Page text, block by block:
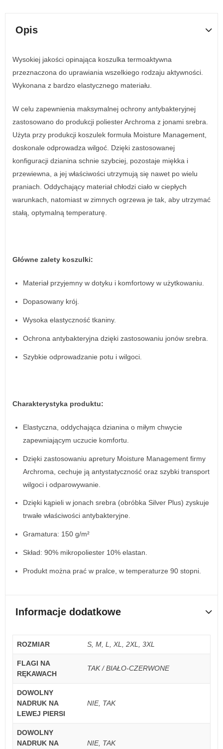
Opis
Wysokiej jakości opinająca koszulka termoaktywna
przeznaczona do uprawiania wszelkiego rodzaju aktywności.
Wykonana z bardzo elastycznego materiału.
W celu zapewnienia maksymalnej ochrony antybakteryjnej
zastosowano do produkcji poliester Archroma z jonami srebra.
Użyta przy produkcji koszulek formuła Moisture Management,
doskonale odprowadza wilgoć. Dzięki zastosowanej
konfiguracji dzianina schnie szybciej, pozostaje miękka i
przewiewna, a jej właściwości utrzymują się nawet po wielu
praniach. Oddychający materiał chłodzi ciało w ciepłych
warunkach, natomiast w zimnych ogrzewa je tak, aby utrzymać
stałą, optymalną temperaturę.
Główne zalety koszulki:
Materiał przyjemny w dotyku i komfortowy w użytkowaniu.
Dopasowany krój.
Wysoka elastyczność tkaniny.
Ochrona antybakteryjna dzięki zastosowaniu jonów srebra.
Szybkie odprowadzanie potu i wilgoci.
Charakterystyka produktu:
Elastyczna, oddychająca dzianina o miłym chwycie
zapewniającym uczucie komfortu.
Dzięki zastosowaniu apretury Moisture Management firmy
Archroma, cechuje ją antystatyczność oraz szybki transport
wilgoci i odparowywanie.
Dzięki kąpieli w jonach srebra (obróbka Silver Plus) zyskuje
trwałe właściwości antybakteryjne.
Gramatura: 150 g/m²
Skład: 90% mikropoliester 10% elastan.
Produkt można prać w pralce, w temperaturze 90 stopni.
Informacje dodatkowe
ROZMIAR S, M, L, XL, 2XL, 3XL
FLAGI NA
RĘKAWACH
TAK / BIAŁO-CZERWONE
DOWOLNY
NADRUK NA
LEWEJ PIERSI
NIE, TAK
DOWOLNY
NADRUK NA
NIE, TAK